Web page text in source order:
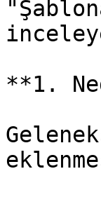
**1.